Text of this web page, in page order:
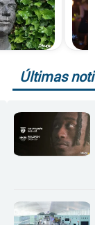
Últimas